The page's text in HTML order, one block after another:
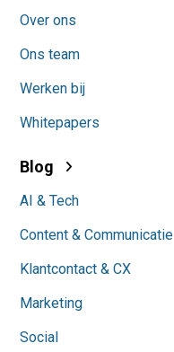
Over ons
Ons team
Werken bij
Whitepapers
Blog
AI & Tech
Content & Communicatie
Klantcontact & CX
Marketing
Social